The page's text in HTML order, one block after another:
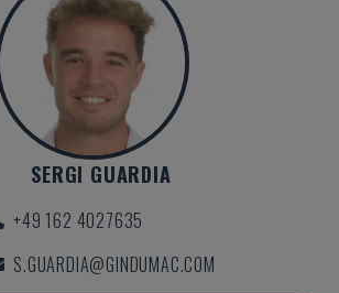
SERGI GUARDIA
+49 162 4027635
S.GUARDIA@GINDUMAC.COM